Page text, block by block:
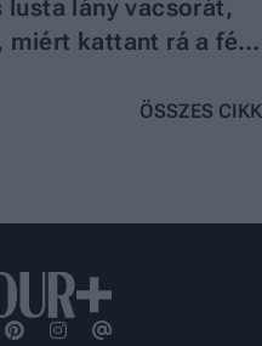
lány vacsorát,
miért kattant rá a fél
ÖSSZES CIKK